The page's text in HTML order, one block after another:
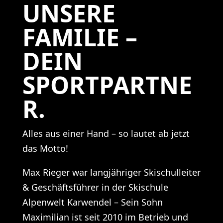
UNSERE
FAMILIE –
DEIN
SPORTPARTNE
R.
Alles aus einer Hand – so lautet ab jetzt
das Motto!
Max Rieger war langjähriger Skischulleiter
& Geschäftsführer in der Skischule
Alpenwelt Karwendel – Sein Sohn
Maximilian ist seit 2010 im Betrieb und